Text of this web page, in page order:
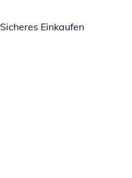
Sicheres Einkaufen